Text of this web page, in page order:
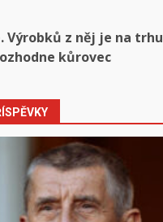
Výrobků z něj je na trhu
kůrovec